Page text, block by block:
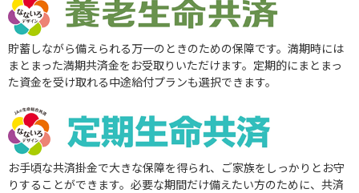
貯蓄しながら備えられる万一のときのための保障です。満期時には
まとまった満期共済金をお受取りいただけます。定期的にまとまっ
た資金を受け取れる中途給付プランも選択できます。
お手頃な共済掛金で大きな保障を得られ、ご家族をしっかりとお守
りすることができます。必要な期間だけ備えたい方のために、共済